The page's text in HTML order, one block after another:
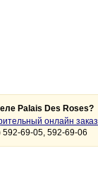
Palais Des Roses?
онлайн заказ
592-69-05, 592-69-06